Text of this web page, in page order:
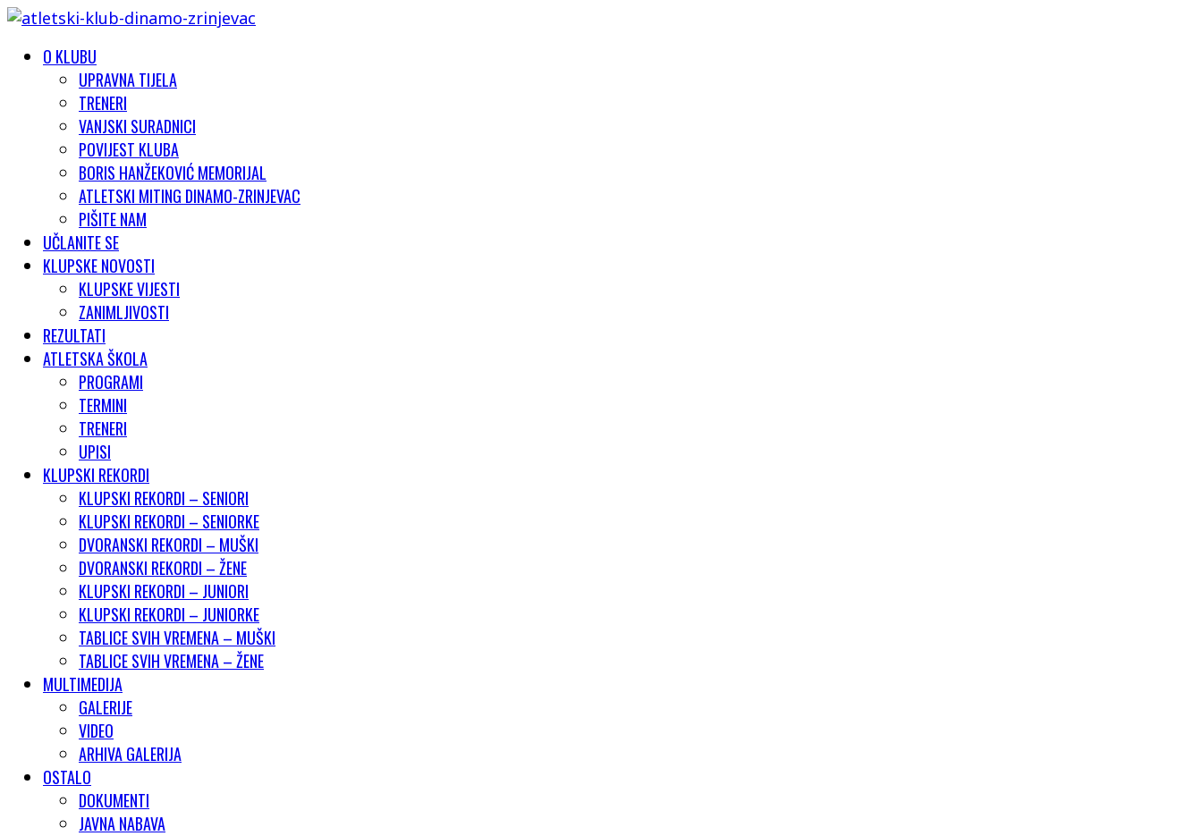
O KLUBU
UPRAVNA TIJELA
TRENERI
VANJSKI SURADNICI
POVIJEST KLUBA
BORIS HANŽEKOVIĆ MEMORIJAL
ATLETSKI MITING DINAMO-ZRINJEVAC
PIŠITE NAM
UČLANITE SE
KLUPSKE NOVOSTI
KLUPSKE VIJESTI
ZANIMLJIVOSTI
REZULTATI
ATLETSKA ŠKOLA
PROGRAMI
TERMINI
TRENERI
UPISI
KLUPSKI REKORDI
KLUPSKI REKORDI – SENIORI
KLUPSKI REKORDI – SENIORKE
DVORANSKI REKORDI – MUŠKI
DVORANSKI REKORDI – ŽENE
KLUPSKI REKORDI – JUNIORI
KLUPSKI REKORDI – JUNIORKE
TABLICE SVIH VREMENA – MUŠKI
TABLICE SVIH VREMENA – ŽENE
MULTIMEDIJA
GALERIJE
VIDEO
ARHIVA GALERIJA
OSTALO
DOKUMENTI
JAVNA NABAVA